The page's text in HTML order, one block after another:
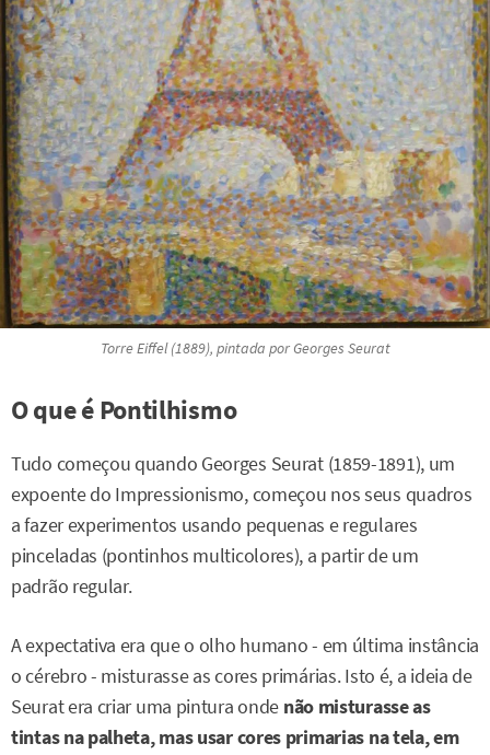
Torre Eiffel(1889), pintada por Georges Seurat
O que é Pontilhismo
Tudo começou quando Georges Seurat (1859-1891), um
expoente do Impressionismo, começou nos seus quadros
a fazer experimentos usando pequenas e regulares
pinceladas (pontinhos multicolores), a partir de um
padrão regular.
A expectativa era que o olho humano - em última instância
o cérebro - misturasse as cores primárias. Isto é, a ideia de
Seurat era criar uma pintura onde não misturasse as
tintas na palheta, mas usar cores primarias na tela, em